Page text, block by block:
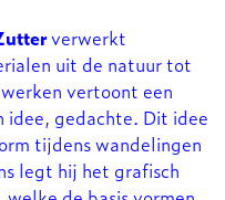
verwerkt
uit de natuur tot
vertoont een
gedachte. Dit idee
tijdens wandelingen
legt hij het grafisch